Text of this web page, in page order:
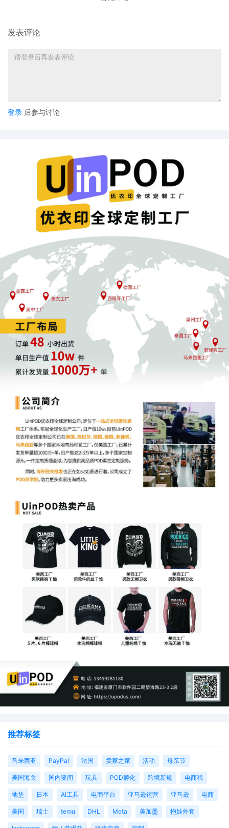
全机制（例如电池管理系统或其他同等安全功能），以防
池应具备足够的耐用性和防护能力，以确保在各种环境条
件下都能安全使用。
信息要求：电池组应附有清晰、详细的相关信息，以便消
费者能够评估电池是否适用于其预期用途。特别是，应提
供有关购买兼容充电器的信息。以及，电池组应附有足够
的信息和说明，指导消费者如何安全地对产品充电，并养
成安全的充电习惯。
可以参考以下标准，评估锂离子电池是否符合法定指南的
安全要求：
BS EN 50604-1:2016+A1:2021：轻型电动车用锂
离子电池——第1部分：一般安全要求和测试方法-自
愿性标准
行车- 《2008年机械供应（安全）法规》相关的指
以上标准为锂离子电池的安全设计、生产和测试提供了明
确的指导，有助于确保产品符合法定安全要求，从而保护
消费者的财产生命安全，推动电动自行车行业的健康发
发表评论
登录 后参与讨论
推荐标签
马来西亚 PayPal 法国 卖家之家 活动 母亲节
美国海关 国内要闻 玩具 POD孵化 跨境新规 电商税
地垫 日本 AI工具 电商平台 亚马逊运营 亚马逊 电商
美国 瑞士 temu DHL Meta 美加墨 抱娃外套